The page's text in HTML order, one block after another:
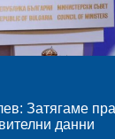
Затягаме
данни